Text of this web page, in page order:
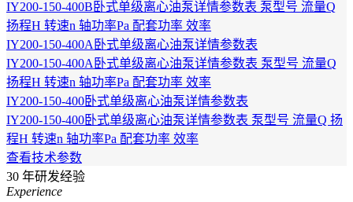
IY200-150-400B卧式单级离心油泵详情参数表 泵型号 流量Q
扬程H 转速n 轴功率Pa 配套功率 效率
IY200-150-400A卧式单级离心油泵详情参数表
IY200-150-400A卧式单级离心油泵详情参数表 泵型号 流量Q
扬程H 转速n 轴功率Pa 配套功率 效率
IY200-150-400卧式单级离心油泵详情参数表
IY200-150-400卧式单级离心油泵详情参数表 泵型号 流量Q 扬
程H 转速n 轴功率Pa 配套功率 效率
查看技术参数
30 年研发经验
Experience